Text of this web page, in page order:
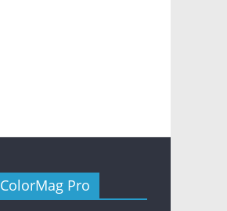
ColorMag Pro